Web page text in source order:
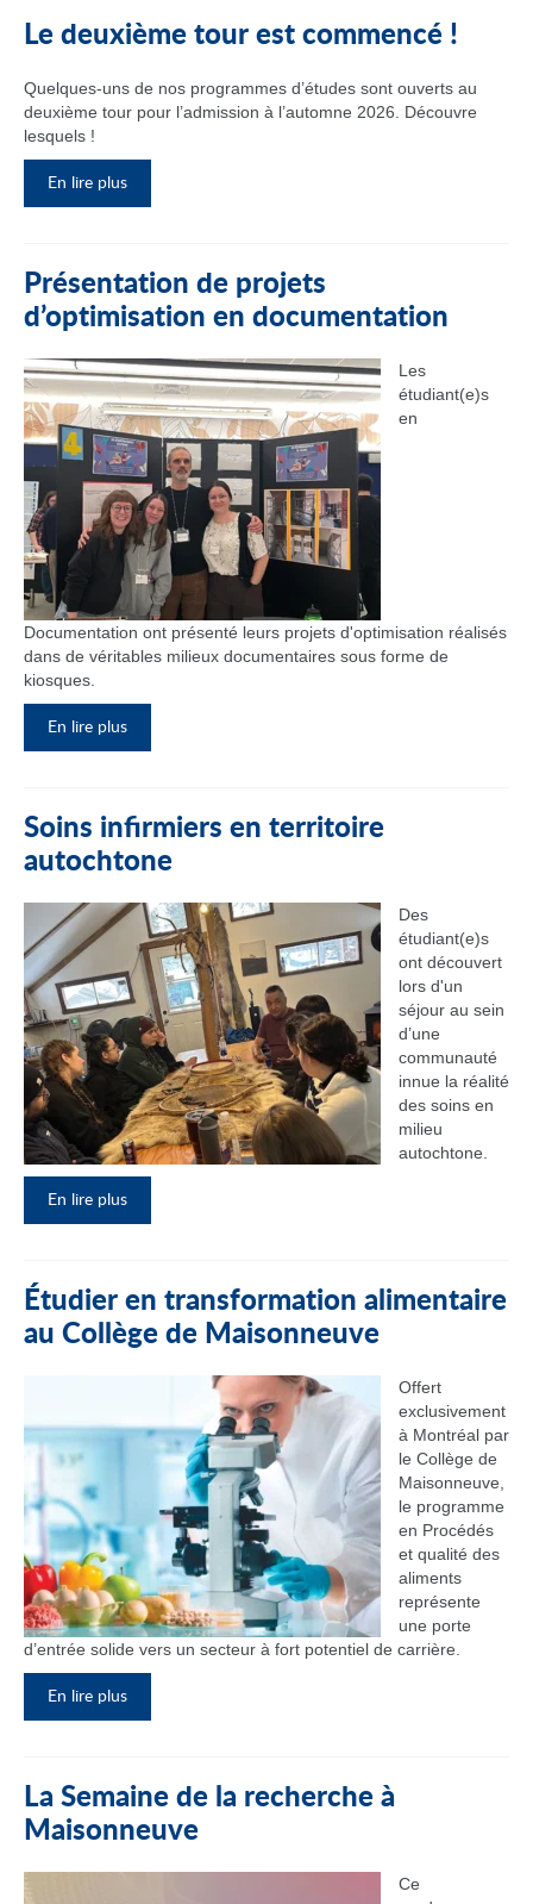
Le deuxième tour est commencé !
Quelques-uns de nos programmes d’études sont ouverts au
deuxième tour pour l’admission à l’automne 2026. Découvre
lesquels !
En lire plus
Présentation de projets
d’optimisation en documentation
Les
étudiant(e)s
en
Documentation ont présenté leurs projets d'optimisation réalisés
dans de véritables milieux documentaires sous forme de
kiosques.
En lire plus
Soins infirmiers en territoire
autochtone
Des
étudiant(e)s
ont découvert
lors d'un
séjour au sein
d’une
communauté
innue la réalité
des soins en
milieu
autochtone.
En lire plus
Étudier en transformation alimentaire
au Collège de Maisonneuve
Offert
exclusivement
à Montréal par
le Collège de
Maisonneuve,
le programme
en Procédés
et qualité des
aliments
représente
une porte
d’entrée solide vers un secteur à fort potentiel de carrière.
En lire plus
La Semaine de la recherche à
Maisonneuve
Ce